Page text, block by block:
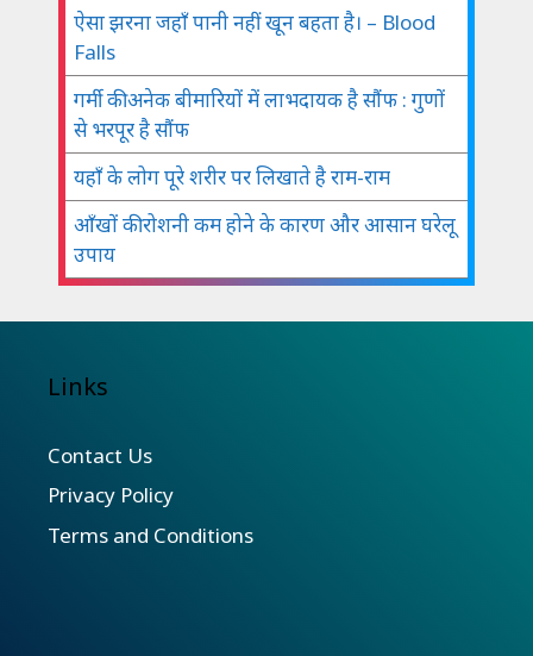
ऐसा झरना जहाँ पानी नहीं खून बहता है। – Blood
Falls
गर्मी की अनेक बीमारियों में लाभदायक है सौंफ : गुणों
से भरपूर है सौंफ
यहाँ के लोग पूरे शरीर पर लिखाते है राम-राम
आँखों की रोशनी कम होने के कारण और आसान घरेलू
उपाय
Links
Contact Us
Privacy Policy
Terms and Conditions